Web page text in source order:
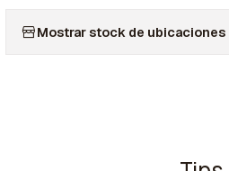
Mostrar stock de ubicaciones